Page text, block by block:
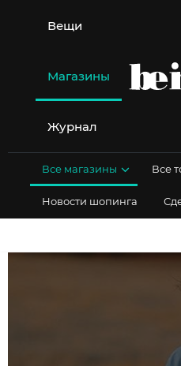
содержимому
Вещи
Магазины
Журнал
Все магазины Все
Новости шопинга